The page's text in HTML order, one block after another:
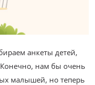
анкеты детей,
нам бы очень
малышей, но теперь